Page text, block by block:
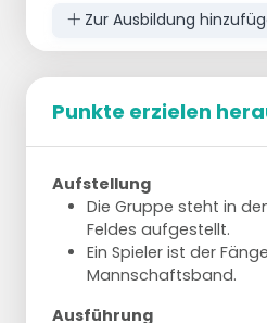
Zur Ausbildung
Punkte erzielen
Aufstellung
Die Gruppe steht in
Feldes aufgestellt.
Ein Spieler ist der
Mannschaftsband.
Ausführung